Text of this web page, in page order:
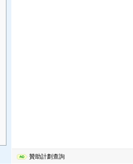
贊助計劃查詢